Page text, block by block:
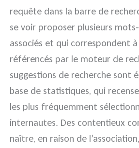
requête dans la barre de
se voir proposer plusieurs
associés et qui correspondent
référencés par le moteur de
suggestions de recherche sont
base de statistiques, qui
les plus fréquemment
internautes. Des contentieux
naître, en raison de